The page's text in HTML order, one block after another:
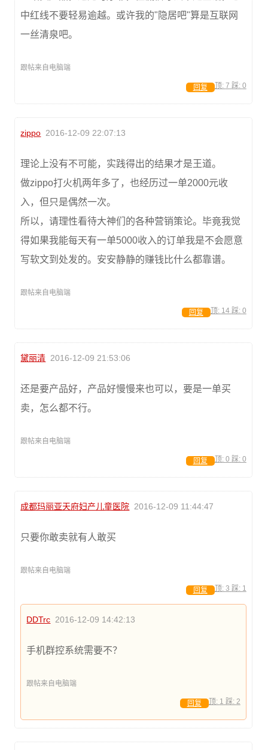
中红线不要轻易逾越。或许我的"隐居吧"算是互联网
一丝清泉吧。
跟帖来自电脑端
顶: 7 踩: 0
回复
zippo 2016-12-09 22:07:13
理论上没有不可能，实践得出的结果才是王道。
做zippo打火机两年多了，也经历过一单2000元收
入，但只是偶然一次。
所以，请理性看待大神们的各种营销策论。毕竟我觉
得如果我能每天有一单5000收入的订单我是不会愿意
写软文到处发的。安安静静的赚钱比什么都靠谱。
跟帖来自电脑端
顶: 14 踩: 0
回复
黛丽清 2016-12-09 21:53:06
还是要产品好，产品好慢慢来也可以，要是一单买
卖，怎么都不行。
跟帖来自电脑端
顶: 0 踩: 0
回复
成都玛丽亚天府妇产儿童医院 2016-12-09 11:44:47
只要你敢卖就有人敢买
跟帖来自电脑端
顶: 3 踩: 1
回复
DDTrc 2016-12-09 14:42:13
手机群控系统需要不？
跟帖来自电脑端
顶: 1 踩: 2
回复